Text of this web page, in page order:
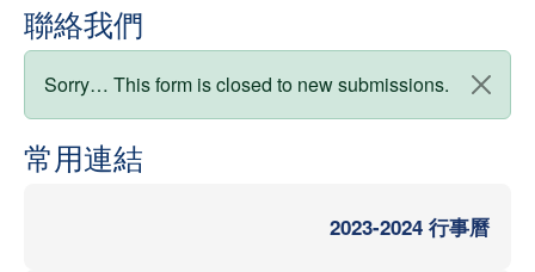
聯絡我們
狀態訊息
Sorry… This form is closed to new submissions.
常用連結
2023-2024 行事曆